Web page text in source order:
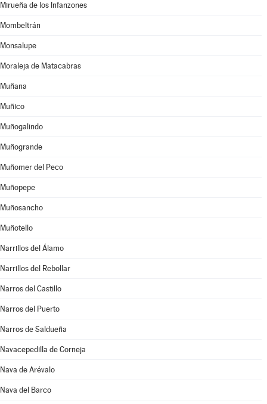
Mirueña de los Infanzones
Mombeltrán
Monsalupe
Moraleja de Matacabras
Muñana
Muñico
Muñogalindo
Muñogrande
Muñomer del Peco
Muñopepe
Muñosancho
Muñotello
Narrillos del Álamo
Narrillos del Rebollar
Narros del Castillo
Narros del Puerto
Narros de Saldueña
Navacepedilla de Corneja
Nava de Arévalo
Nava del Barco